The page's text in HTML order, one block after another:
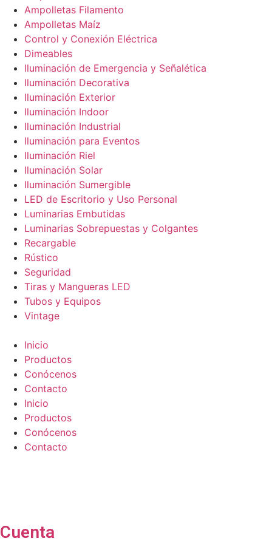
Ampolletas Filamento
Ampolletas Maíz
Control y Conexión Eléctrica
Dimeables
Iluminación de Emergencia y Señalética
Iluminación Decorativa
Iluminación Exterior
Iluminación Indoor
Iluminación Industrial
Iluminación para Eventos
Iluminación Riel
Iluminación Solar
Iluminación Sumergible
LED de Escritorio y Uso Personal
Luminarias Embutidas
Luminarias Sobrepuestas y Colgantes
Recargable
Rústico
Seguridad
Tiras y Mangueras LED
Tubos y Equipos
Vintage
Inicio
Productos
Conócenos
Contacto
Inicio
Productos
Conócenos
Contacto
Cuenta